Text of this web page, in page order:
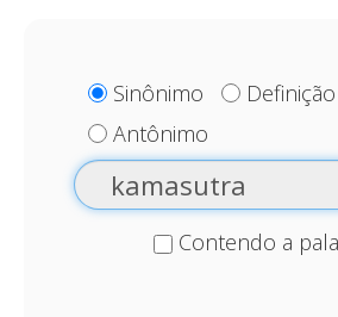
Sinônimo
Definição
Antônimo
Contendo a